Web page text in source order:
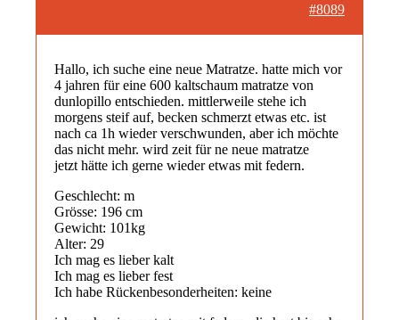
#8089
Hallo, ich suche eine neue Matratze. hatte mich vor
4 jahren für eine 600 kaltschaum matratze von
dunlopillo entschieden. mittlerweile stehe ich
morgens steif auf, becken schmerzt etwas etc. ist
nach ca 1h wieder verschwunden, aber ich möchte
das nicht mehr. wird zeit für ne neue matratze
jetzt hätte ich gerne wieder etwas mit federn.
Geschlecht: m
Grösse: 196 cm
Gewicht: 101kg
Alter: 29
Ich mag es lieber kalt
Ich mag es lieber fest
Ich habe Rückenbesonderheiten: keine